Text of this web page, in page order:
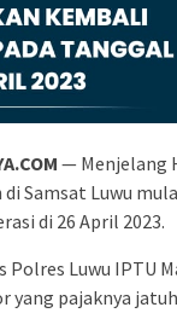
— Menjelang
Samsat Luwu
di 26 April 2023.
Luwu IPTU
yang pajaknya